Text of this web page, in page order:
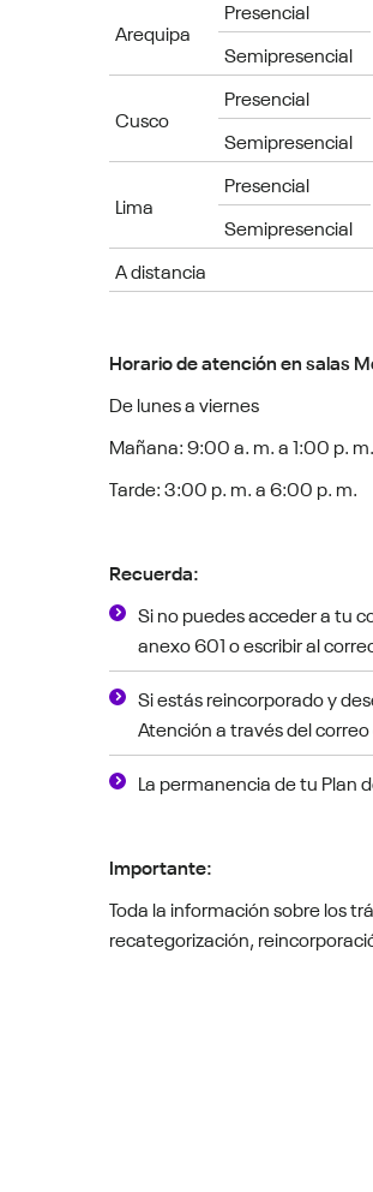
Arequipa
Presencial
Semipresencial
Cusco
Presencial
Semipresencial
Lima
Presencial
Semipresencial
A distancia
Horario de atención en salas
De lunes a viernes
Mañana: 9:00 a. m. a 1:00 p. m.
Tarde: 3:00 p. m. a 6:00 p. m.
Recuerda:
Si no puedes acceder a tu
anexo 601 o escribir al
Si estás reincorporado y
Atención a través del
La permanencia de tu Plan
Importante:
Toda la información sobre los
recategorización,